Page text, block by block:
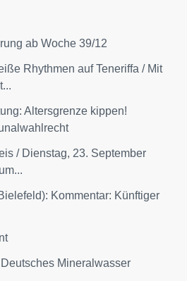
ab Woche 39/12
Rhythmen auf Teneriffa / Mit
Altersgrenze kippen!
/ Dienstag, 23. September
Kommentar: Künftiger
Mineralwasser